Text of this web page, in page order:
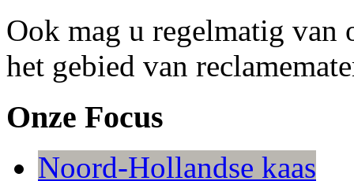
Ook mag u regelmatig van
het gebied van
Onze Focus
Noord-Hollandse kaas